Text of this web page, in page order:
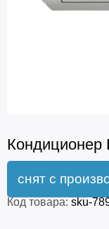
Кондиционер
Код товара: sku-